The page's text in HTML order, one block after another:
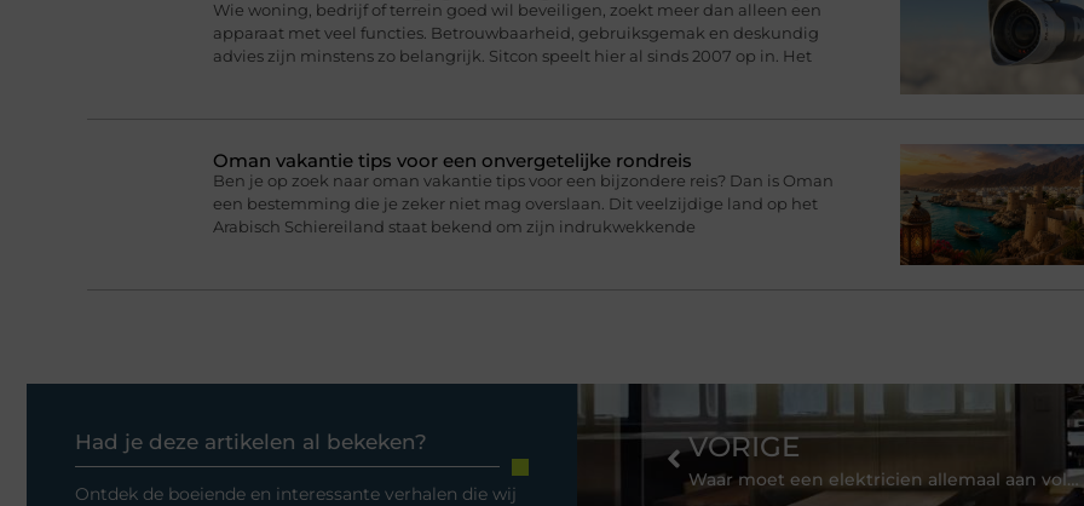
Wie woning, bedrijf of terrein goed wil beveiligen, zoekt meer dan alleen een
apparaat met veel functies. Betrouwbaarheid, gebruiksgemak en deskundig
advies zijn minstens zo belangrijk. Sitcon speelt hier al sinds 2007 op in. Het
Oman vakantie tips voor een onvergetelijke rondreis
Ben je op zoek naar oman vakantie tips voor een bijzondere reis? Dan is Oman
een bestemming die je zeker niet mag overslaan. Dit veelzijdige land op het
Arabisch Schiereiland staat bekend om zijn indrukwekkende
Had je deze artikelen al bekeken?
Ontdek de boeiende en interessante verhalen die wij
VORIGE
Waar moet een elektricien allemaal aan voldoen?